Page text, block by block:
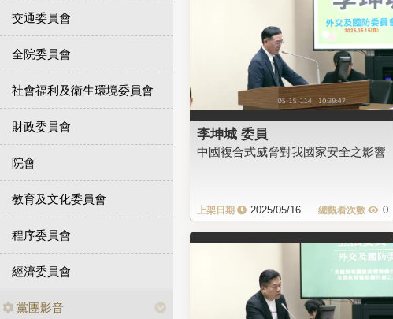
交通委員會
全院委員會
社會福利及衛生環境委員會
財政委員會
院會
教育及文化委員會
程序委員會
經濟委員會
黨團影音
李坤城 委員
中國複合式威脅對我國家安全之影響
2025/05/16 0